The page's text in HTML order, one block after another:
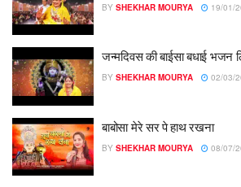
BY SHEKHAR MOURYA 19/01/
जन्मदिवस की बाईसा बधाई भजन
BY SHEKHAR MOURYA 02/03/
बाबोसा मेरे सर पे हाथ रखना
BY SHEKHAR MOURYA 08/07/